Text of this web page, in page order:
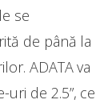
se
de până la
ADATA va
uri de 2.5”, ce